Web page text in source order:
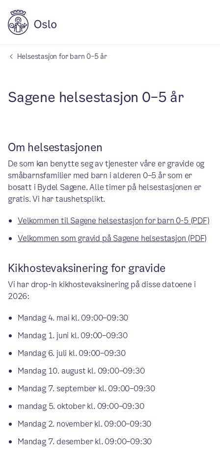
Helsestasjon for barn 0–5 år
Sagene helsestasjon 0–5 år
Om helsestasjonen
De som kan benytte seg av tjenester våre er gravide og
småbarnsfamilier med barn i alderen 0–5 år som er
bosatt i Bydel Sagene. Alle timer på helsestasjonen er
gratis. Vi har taushetsplikt.
Velkommen til Sagene helsestasjon for barn 0-5 (PDF)
Velkommen som gravid på Sagene helsestasjon (PDF)
Kikhostevaksinering for gravide
Vi har drop-in kikhostevaksinering på disse datoene i
2026:
Mandag 4. mai kl. 09:00–09:30
Mandag 1. juni kl. 09:00–09:30
Mandag 6. juli kl. 09:00–09:30
Mandag 10. august kl. 09:00–09:30
Mandag 7. september kl. 09:00–09:30
mandag 5. oktober kl. 09:00–09:30
Mandag 2. november kl. 09:00–09:30
Mandag 7. desember kl. 09:00–09:30